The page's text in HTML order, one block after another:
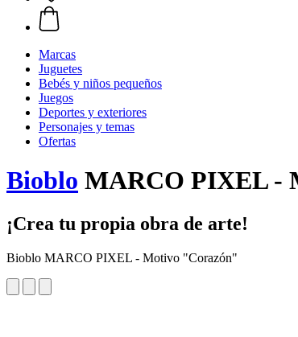
Marcas
Juguetes
Bebés y niños pequeños
Juegos
Deportes y exteriores
Personajes y temas
Ofertas
Bioblo MARCO PIXEL -
¡Crea tu propia obra de arte!
Bioblo MARCO PIXEL - Motivo "Corazón"